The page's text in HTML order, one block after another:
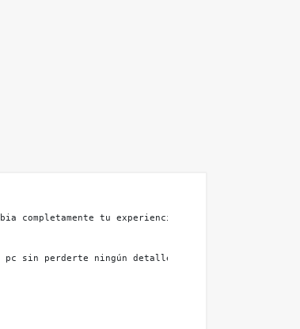
completamente tu experiencia en cada partida.
pc sin perderte ningún detalle.